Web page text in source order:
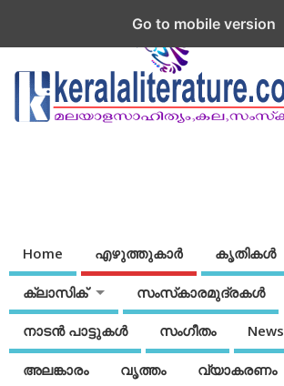
Home എഴുത്തുകാര്‍ കൃതികൾ
ക്ലാസിക് സംസ്‌കാരമുദ്രകള്‍
നാടന്‍ പാട്ടുകള്‍ സംഗീതം News
അലങ്കാരം വൃത്തം വ്യാകരണം
Go to mobile version